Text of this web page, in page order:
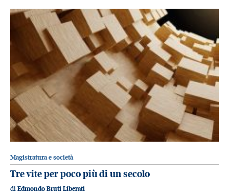
Magistratura e società
Tre vite per poco più di un secolo
di Edmondo Bruti Liberati